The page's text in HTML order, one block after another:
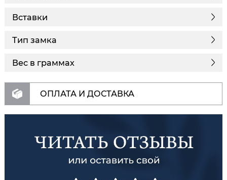
Вставки
Тип замка
Вес в граммах
ОПЛАТА И ДОСТАВКА